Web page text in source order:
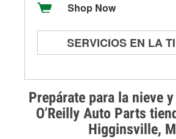
Prepárate para la nieve
O’Reilly Auto Parts
Higginsville,
Shop Now
SERVICIOS EN LA
Prueba de alternadores y
arrancadores
Revisión de la luz "Check